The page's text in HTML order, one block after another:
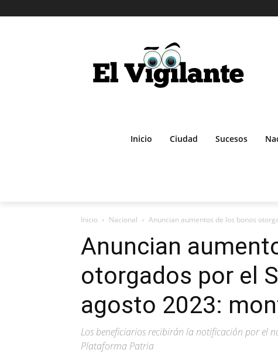
Inicio Ciudad Sucesos
Inicio Nacional Anuncian aumentos de los bonos
Anuncian
otorgados por el
agosto 2023:
Los beneficiarios recibirán la notificación por el
Plataforma Patria